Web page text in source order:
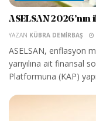
ASELSAN 2026’nın
YAZAN KÜBRA DEMIRBAŞ
ASELSAN, enflasyon
yarıyılına ait finansal
Platformuna (KAP)